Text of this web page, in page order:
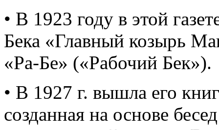
• В 1923 году в этой
Бека «Главный козырь
«Ра-Бе» («Рабочий Бек»).
• В 1927 г. вышла его
созданная на основе